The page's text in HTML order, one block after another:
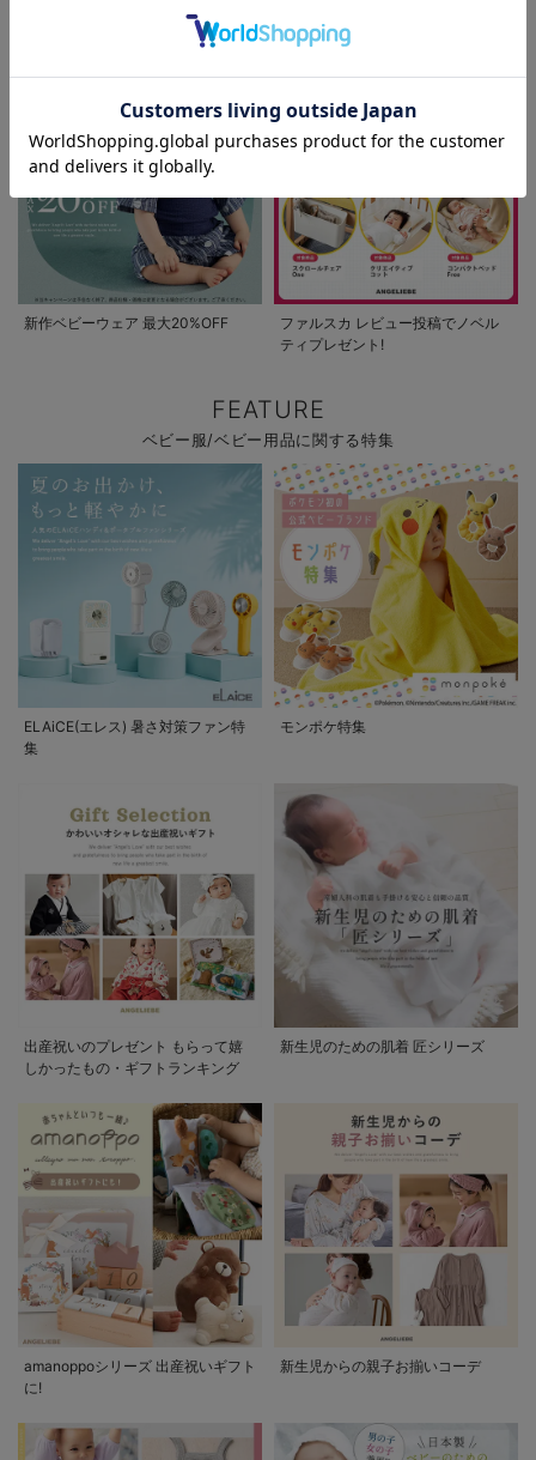
お気に入り商品を確認する
OFF
新作ベビーウェア 最大20%OFF
ファルスカ レビュー投稿でノベル
ティプレゼント!
FEATURE
ベビー服/ベビー用品に関する特集
ELAiCE(エレス) 暑さ対策ファン特
集
モンポケ特集
出産祝いのプレゼント もらって嬉
しかったもの・ギフトランキング
新生児のための肌着 匠シリーズ
amanoppoシリーズ 出産祝いギフト
に!
新生児からの親子お揃いコーデ